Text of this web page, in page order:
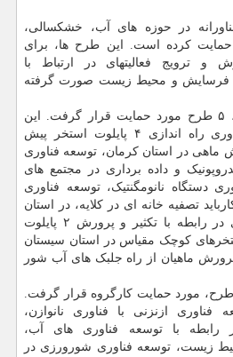
در حوزه های آب، خشکسالی،
کرده است. این طرح ها، برای
و ترویج فعالیتهای در ارتباط با
فرسایش و محیط زیست صورت گرفته
در اولین فصل سال ۱۴۰۰، ۵ طرح مورد حمایت قرار گرفت. این
طرح ها شامل توسعه فناوری راه اندازی ۴ پایلوت استخر پیش
در استان کرمان، توسعه فناوری
و داده برداری در مجتمع های
دستگاه نانومگنتیک، توسعه فناوری
تصفیه خانه ای در کلایه، در استان
قزوین و کمک به فعالیتهای در رابطه با تکثیر و پرورش ۲ پایلوت
کوچک مقیاس در استان سیستان
ماهیان از راه جلبک های آب شور
در تابستان ۱۴۰۰، تعداد ۱۲ طرح، مورد حمایت کارگروه قرار گرفت.
ازن‍زنی با فناوری نانوازن،
رابطه با توسعه فناوری های آب،
زیست، توسعه فناوری شورورزی در